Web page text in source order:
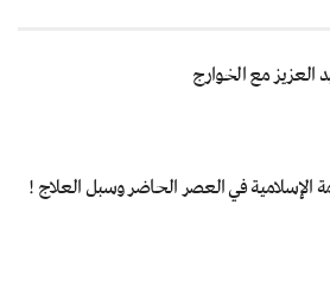
العزيز مع الخوارج
في العصر الحاضر وسبل العلاج !